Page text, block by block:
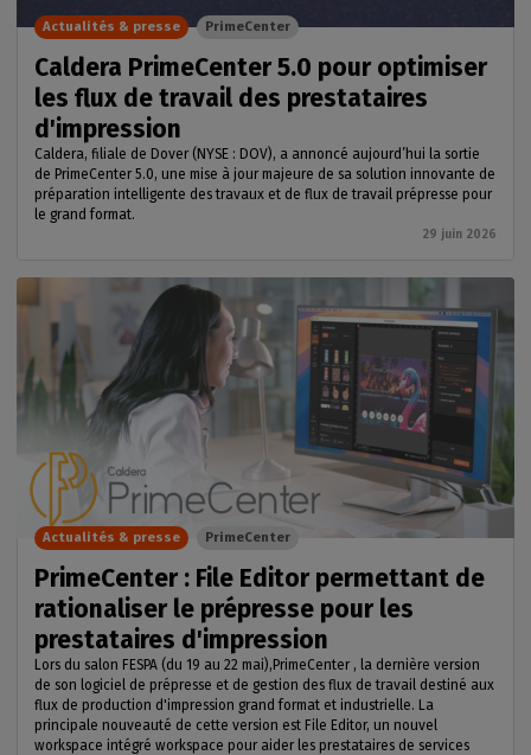
Caldera PrimeCenter 5.0 pour optimiser
les flux de travail des prestataires
d'impression
Caldera, filiale de Dover (NYSE : DOV), a annoncé aujourd’hui la sortie
de PrimeCenter 5.0, une mise à jour majeure de sa solution innovante de
préparation intelligente des travaux et de flux de travail prépresse pour
le grand format.
29 juin 2026
Actualités & presse PrimeCenter
PrimeCenter : File Editor permettant de
rationaliser le prépresse pour les
prestataires d'impression
Lors du salon FESPA (du 19 au 22 mai),PrimeCenter , la dernière version
de son logiciel de prépresse et de gestion des flux de travail destiné aux
flux de production d'impression grand format et industrielle. La
principale nouveauté de cette version est File Editor, un nouvel
workspace intégré workspace pour aider les prestataires de services
Actualités & presse PrimeCenter